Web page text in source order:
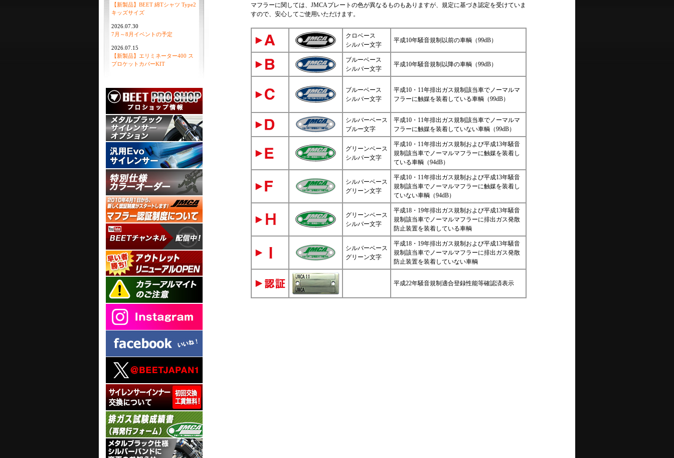
【新製品】BEET 綿Tシャツ Type2
キッズサイズ
2026.07.30
7月～8月イベントの予定
2026.07.15
【新製品】エリミネーター400 ス
プロケットカバーKIT
マフラーに関しては、JMCAプレートの色が異なるものもありますが、規定に基づき認定を受けていま
すので、安心してご使用いただけます。
クロベース
シルバー文字
平成10年騒音規制以前の車輌（99dB）
ブルーベース
シルバー文字
平成10年騒音規制以降の車輌（99dB）
ブルーベース
シルバー文字
平成10・11年排出ガス規制該当車でノーマルマ
フラーに触媒を装着している車輌（99dB）
シルバーベース
ブルー文字
平成10・11年排出ガス規制該当車でノーマルマ
フラーに触媒を装着していない車輌（99dB）
グリーンベース
シルバー文字
平成10・11年排出ガス規制および平成13年騒音
規制該当車でノーマルマフラーに触媒を装着し
ている車輌（94dB）
シルバーベース
グリーン文字
平成10・11年排出ガス規制および平成13年騒音
規制該当車でノーマルマフラーに触媒を装着し
ていない車輌（94dB）
グリーンベース
シルバー文字
平成18・19年排出ガス規制および平成13年騒音
規制該当車でノーマルマフラーに排出ガス発散
防止装置を装着している車輌
シルバーベース
グリーン文字
平成18・19年排出ガス規制および平成13年騒音
規制該当車でノーマルマフラーに排出ガス発散
防止装置を装着していない車輌
平成22年騒音規制適合登録性能等確認済表示